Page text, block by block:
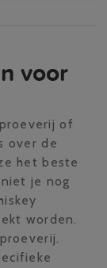
voor
of
over de
het beste
je nog
worden.